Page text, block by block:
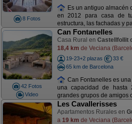
8 Fotos
Es un antiguo almacén
en 2012 para casa de
estructura, las fachadas y
42 Fotos
Video
Can Fontanelles
Casa Rural en Castellfollit
18,4 km de Veciana
19-23+2 plazas
33 €
65 km de Barcelona
Can Fontanelles es
una capacidad de hasta
grandes grupos de amigos
Les Cavallerisses
Apartamentos Rurales en
a 19 km de Veciana